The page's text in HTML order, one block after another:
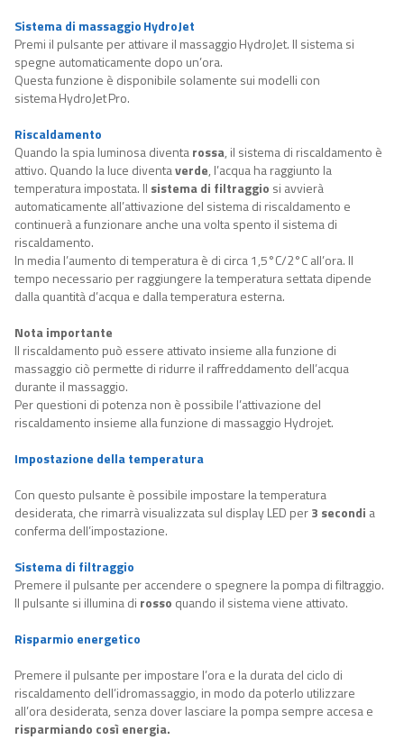
Sistema di massaggio HydroJet
Premi il pulsante per attivare il massaggio HydroJet. Il sistema si
spegne automaticamente dopo un’ora.
Questa funzione è disponibile solamente sui modelli con
sistema HydroJet Pro.
Riscaldamento
Quando la spia luminosa diventarossa, il sistema di riscaldamento è
attivo. Quando la luce diventaverde, l’acqua ha raggiunto la
temperatura impostata. Il sistema di filtraggio si avvierà
automaticamente all’attivazione del sistema di riscaldamento e
continuerà a funzionare anche una volta spento il sistema di
riscaldamento.
In media l’aumento di temperatura è di circa 1,5°C/2°C all’ora. Il
tempo necessario per raggiungere la temperatura settata dipende
dalla quantità d’acqua e dalla temperatura esterna.
Notaimportante
Il riscaldamento può essere attivato insieme alla funzione di
massaggio ciò permette di ridurre il raffreddamento dell’acqua
durante il massaggio.
Per questioni di potenza non è possibile l’attivazione del
riscaldamento insieme alla funzione di massaggio Hydrojet.
Impostazione della temperatura
Con questo pulsante è possibile impostare la temperatura
desiderata, che rimarrà visualizzata sul display LED per3 secondi a
conferma dell’impostazione.
Sistema di filtraggio
Premere il pulsante per accendere o spegnere la pompa di filtraggio.
Il pulsante si illumina di rosso quando il sistema viene attivato.
Risparmio energetico
Premere il pulsante per impostare l’ora e la durata del ciclo di
riscaldamento dell’idromassaggio, in modo da poterlo utilizzare
all’ora desiderata, senza dover lasciare la pompa sempre accesa e
risparmiando così energia.